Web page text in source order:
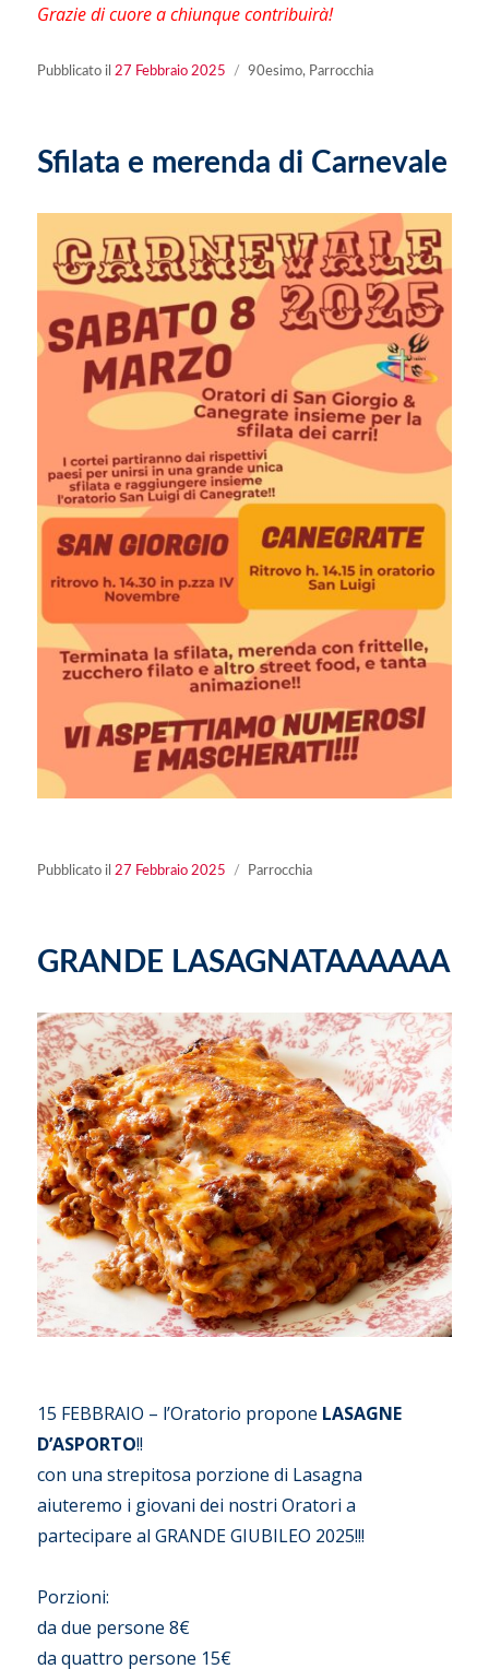
Grazie di cuore a chiunque contribuirà!
Pubblicato il Pubblicato
27 Febbraio 2025 Categorie
90esimo, Parrocchia
Sfilata e merenda di Carnevale
Pubblicato ilPubblicato
27 Febbraio 2025 Categorie
Parrocchia
GRANDE LASAGNATAAAAAA
15 FEBBRAIO – l’Oratorio propone LASAGNE
D’ASPORTO!!
con una strepitosa porzione di Lasagna
aiuteremo i giovani dei nostri Oratori a
partecipare al GRANDE GIUBILEO 2025!!!
Porzioni:
da due persone 8€
da quattro persone 15€